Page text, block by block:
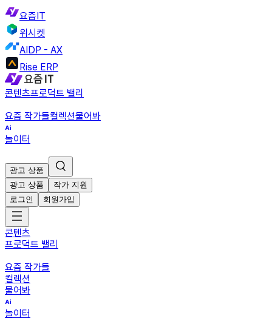
요즘IT
위시켓
AIDP - AX
Rise ERP
콘텐츠프로덕트 밸리
요즘 작가들컬렉션물어봐
놀이터
광고 상품
광고 상품
작가 지원
로그인
회원가입
콘텐츠
프로덕트 밸리
요즘 작가들
컬렉션
물어봐
놀이터